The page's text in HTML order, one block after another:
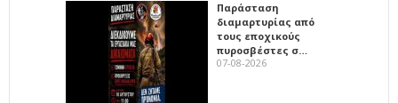
Παράσταση
διαμαρτυρίας από
τους εποχικούς
πυροσβέστες σ…
07-08-2026